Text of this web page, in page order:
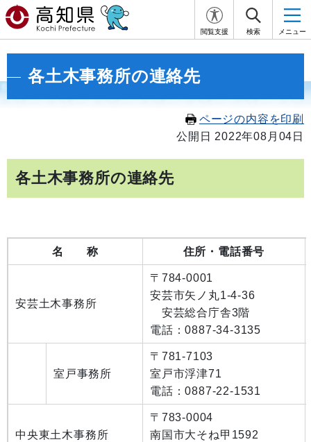
閲覧支援 検索 メニュー
各土木事務所の連絡先
ページの内容を印刷
公開日 2022年08月04日
各土木事務所の連絡先
名 称 住所・電話番号
安芸土木事務所
〒784-0001
安芸市矢ノ丸1-4-36
安芸総合庁舎3階
電話：0887-34-3135
室戸事務所
〒781-7103
室戸市浮津71
電話：0887-22-1531
中央東土木事務所
〒783-0004
南国市大そね甲1592